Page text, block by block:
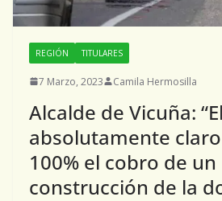
REGIÓN TITULARES
7 Marzo, 2023 Camila Hermosilla
Alcalde de Vicuña:
absolutamente
100% el cobro de
construcción de la